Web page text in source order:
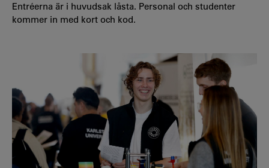
Entréerna är i huvudsak låsta. Personal och studenter
kommer in med kort och kod.